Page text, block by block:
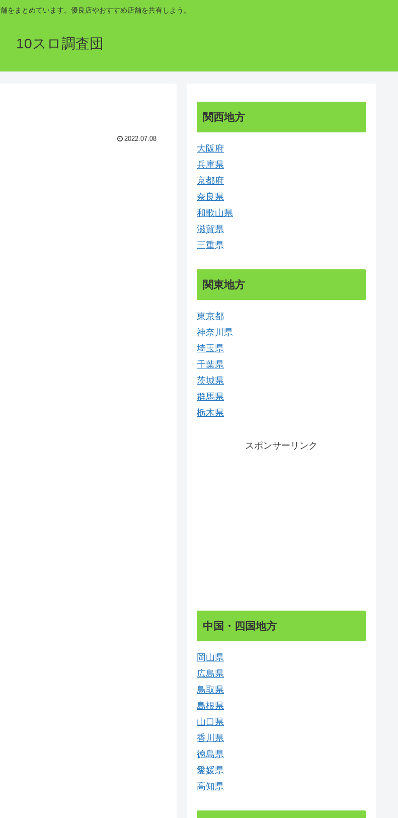
をまとめています。優良店やおすすめ店舗を共有しよう。
10スロ調査団
2022.07.08
関西地方
大阪府
兵庫県
京都府
奈良県
和歌山県
滋賀県
三重県
関東地方
東京都
神奈川県
埼玉県
千葉県
茨城県
群馬県
栃木県
スポンサーリンク
中国・四国地方
岡山県
広島県
鳥取県
島根県
山口県
香川県
徳島県
愛媛県
高知県